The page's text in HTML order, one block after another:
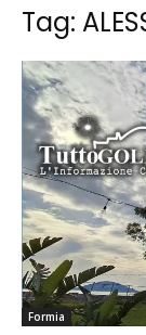
Tag:
Formia